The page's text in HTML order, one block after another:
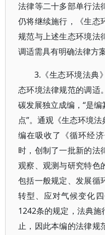
法律等二十多部单行法
仍将继续施行，《生态
规范与上述生态环境法
调适需具有明确法律方案
3.《生态环境法典
态环境法律规范的调适
碳发展独立成编，“是
点”。通观《生态环境
编在吸收了《循环经
时，创制了一批新的法
观察、观测与研究特色
包括一般规定、发展循
转型、应对气候变化
1242条的规定，法典
止，因此本编的法律规